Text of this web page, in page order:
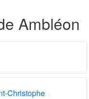
Ambléon
Christophe